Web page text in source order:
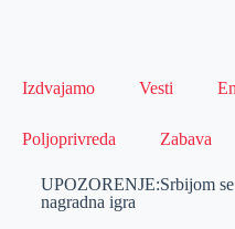
Izdvajamo Vesti
Poljoprivreda Zabava
UPOZORENJE:Srbijom
nagradna igra